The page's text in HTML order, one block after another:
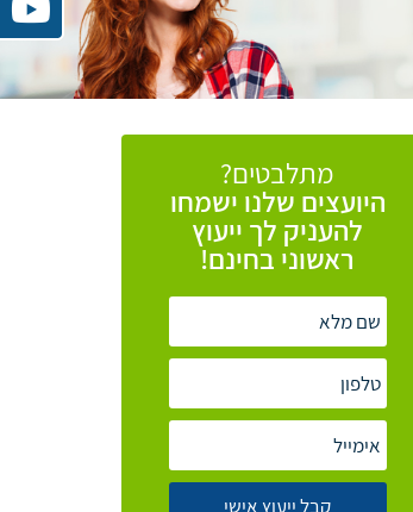
מתלבטים?
היועצים שלנו ישמחו
להעניק לך ייעוץ
ראשוני בחינם!